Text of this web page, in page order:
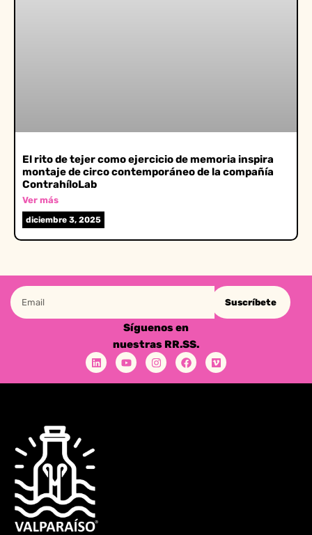
El rito de tejer como ejercicio de memoria inspira
montaje de circo contemporáneo de la compañía
ContrahíloLab
Ver más
diciembre 3, 2025
Suscríbete
Síguenos en
nuestras RR.SS.